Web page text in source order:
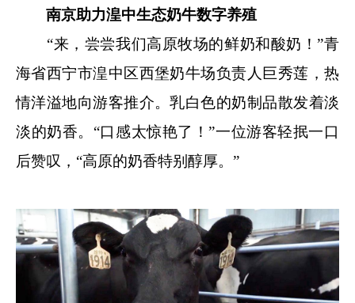
南京助力湟中生态奶牛数字养殖
“来，尝尝我们高原牧场的鲜奶和酸奶！”青
海省西宁市湟中区西堡奶牛场负责人巨秀莲，热
情洋溢地向游客推介。乳白色的奶制品散发着淡
淡的奶香。“口感太惊艳了！”一位游客轻抿一口
后赞叹，“高原的奶香特别醇厚。”